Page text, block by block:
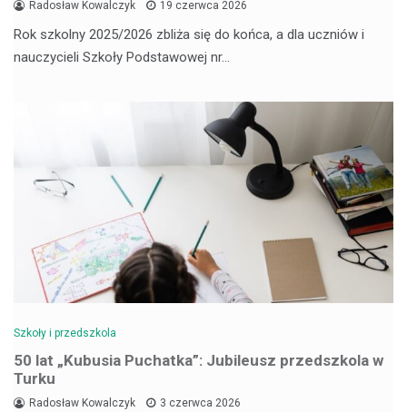
Radosław Kowalczyk 19 czerwca 2026
Rok szkolny 2025/2026 zbliża się do końca, a dla uczniów i
nauczycieli Szkoły Podstawowej nr…
Szkoły i przedszkola
50 lat „Kubusia Puchatka”: Jubileusz przedszkola w
Turku
Radosław Kowalczyk 3 czerwca 2026